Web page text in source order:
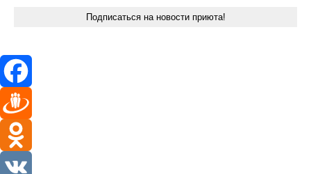
Facebook
Draugiem
Odnoklassniki